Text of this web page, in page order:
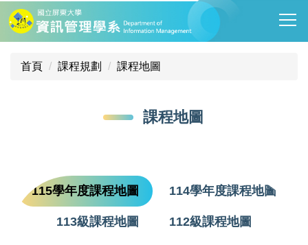
跳
到
主
首頁 課程規劃 課程地圖
課程地圖
115學年度課程地圖 114學年度課程地圖
113級課程地圖 112級課程地圖